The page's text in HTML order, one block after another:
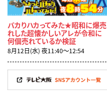
バカりハカってみた★昭和に爆売
れした超懐かしいアレが令和に
何個売れているか検証
8月12日(水) 夜11:40〜12:54